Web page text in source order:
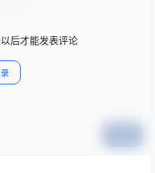
后才能发表评论